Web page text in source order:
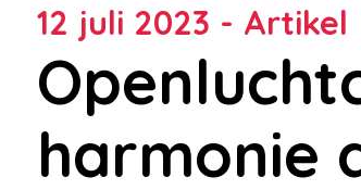
12 juli 2023 - Artikel
harmonie